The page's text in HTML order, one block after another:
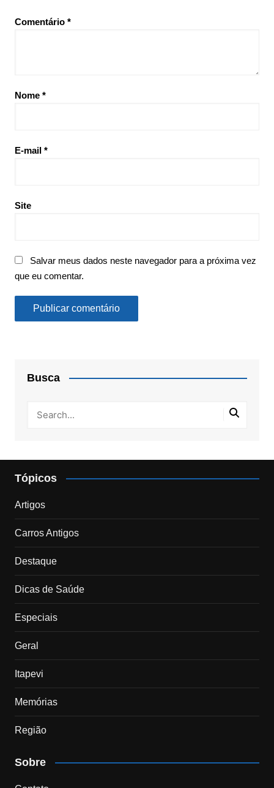
Comentário *
Nome *
E-mail *
Site
Salvar meus dados neste navegador para a próxima vez
que eu comentar.
Busca
Tópicos
Artigos
Carros Antigos
Destaque
Dicas de Saúde
Especiais
Geral
Itapevi
Memórias
Região
Sobre